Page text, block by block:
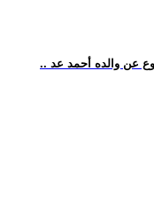
عن والده أحمد عد